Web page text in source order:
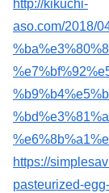
http://kikuchi-
aso.com/2018/
https://
pasteurized-